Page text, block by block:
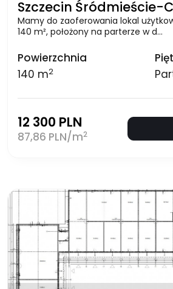
Szczecin Śródmieście-
Mamy do zaoferowania lokal
140 m², położony na parterze w d…
Powierzchnia
140 m2
12 300 PLN
87,86 PLN/m2